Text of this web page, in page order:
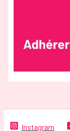
Instagram